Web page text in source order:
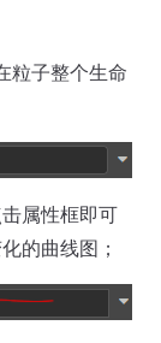
粒子整个生命
属性框即可
的曲线图；